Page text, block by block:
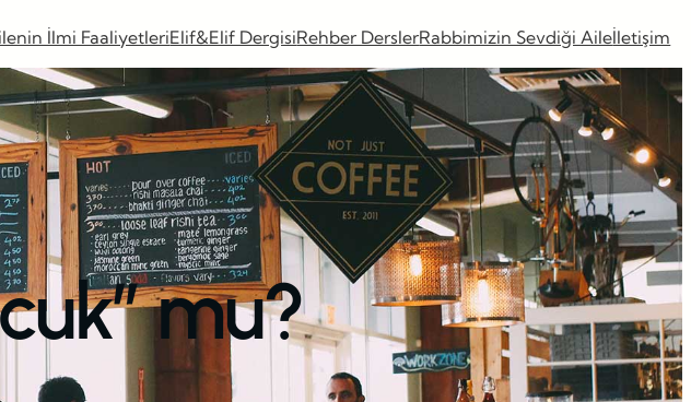
İlmi FaaliyetleriElif&Elif DergisiRehber DerslerRabbimizin Sevdiği Aileİletişim
mu?